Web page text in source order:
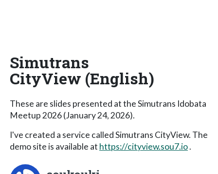
Simutrans
CityView (English)
These are slides presented at the Simutrans Idobata
Meetup 2026 (January 24, 2026).
I've created a service called Simutrans CityView. The
demo site is available at https://cityview.sou7.io.